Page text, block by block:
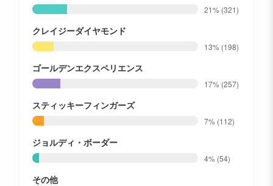
21% (321)
クレイジーダイヤモンド
13% (198)
ゴールデンエクスペリエンス
17% (257)
スティッキーフィンガーズ
7% (112)
ジョルディ・ボーダー
4% (54)
その他